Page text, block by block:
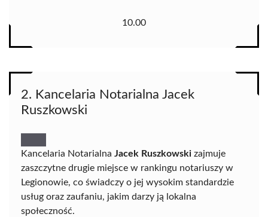
10.00
2. Kancelaria Notarialna Jacek
Ruszkowski
Kancelaria Notarialna Jacek Ruszkowski zajmuje
zaszczytne drugie miejsce w rankingu notariuszy w
Legionowie, co świadczy o jej wysokim standardzie
usług oraz zaufaniu, jakim darzy ją lokalna
społeczność.